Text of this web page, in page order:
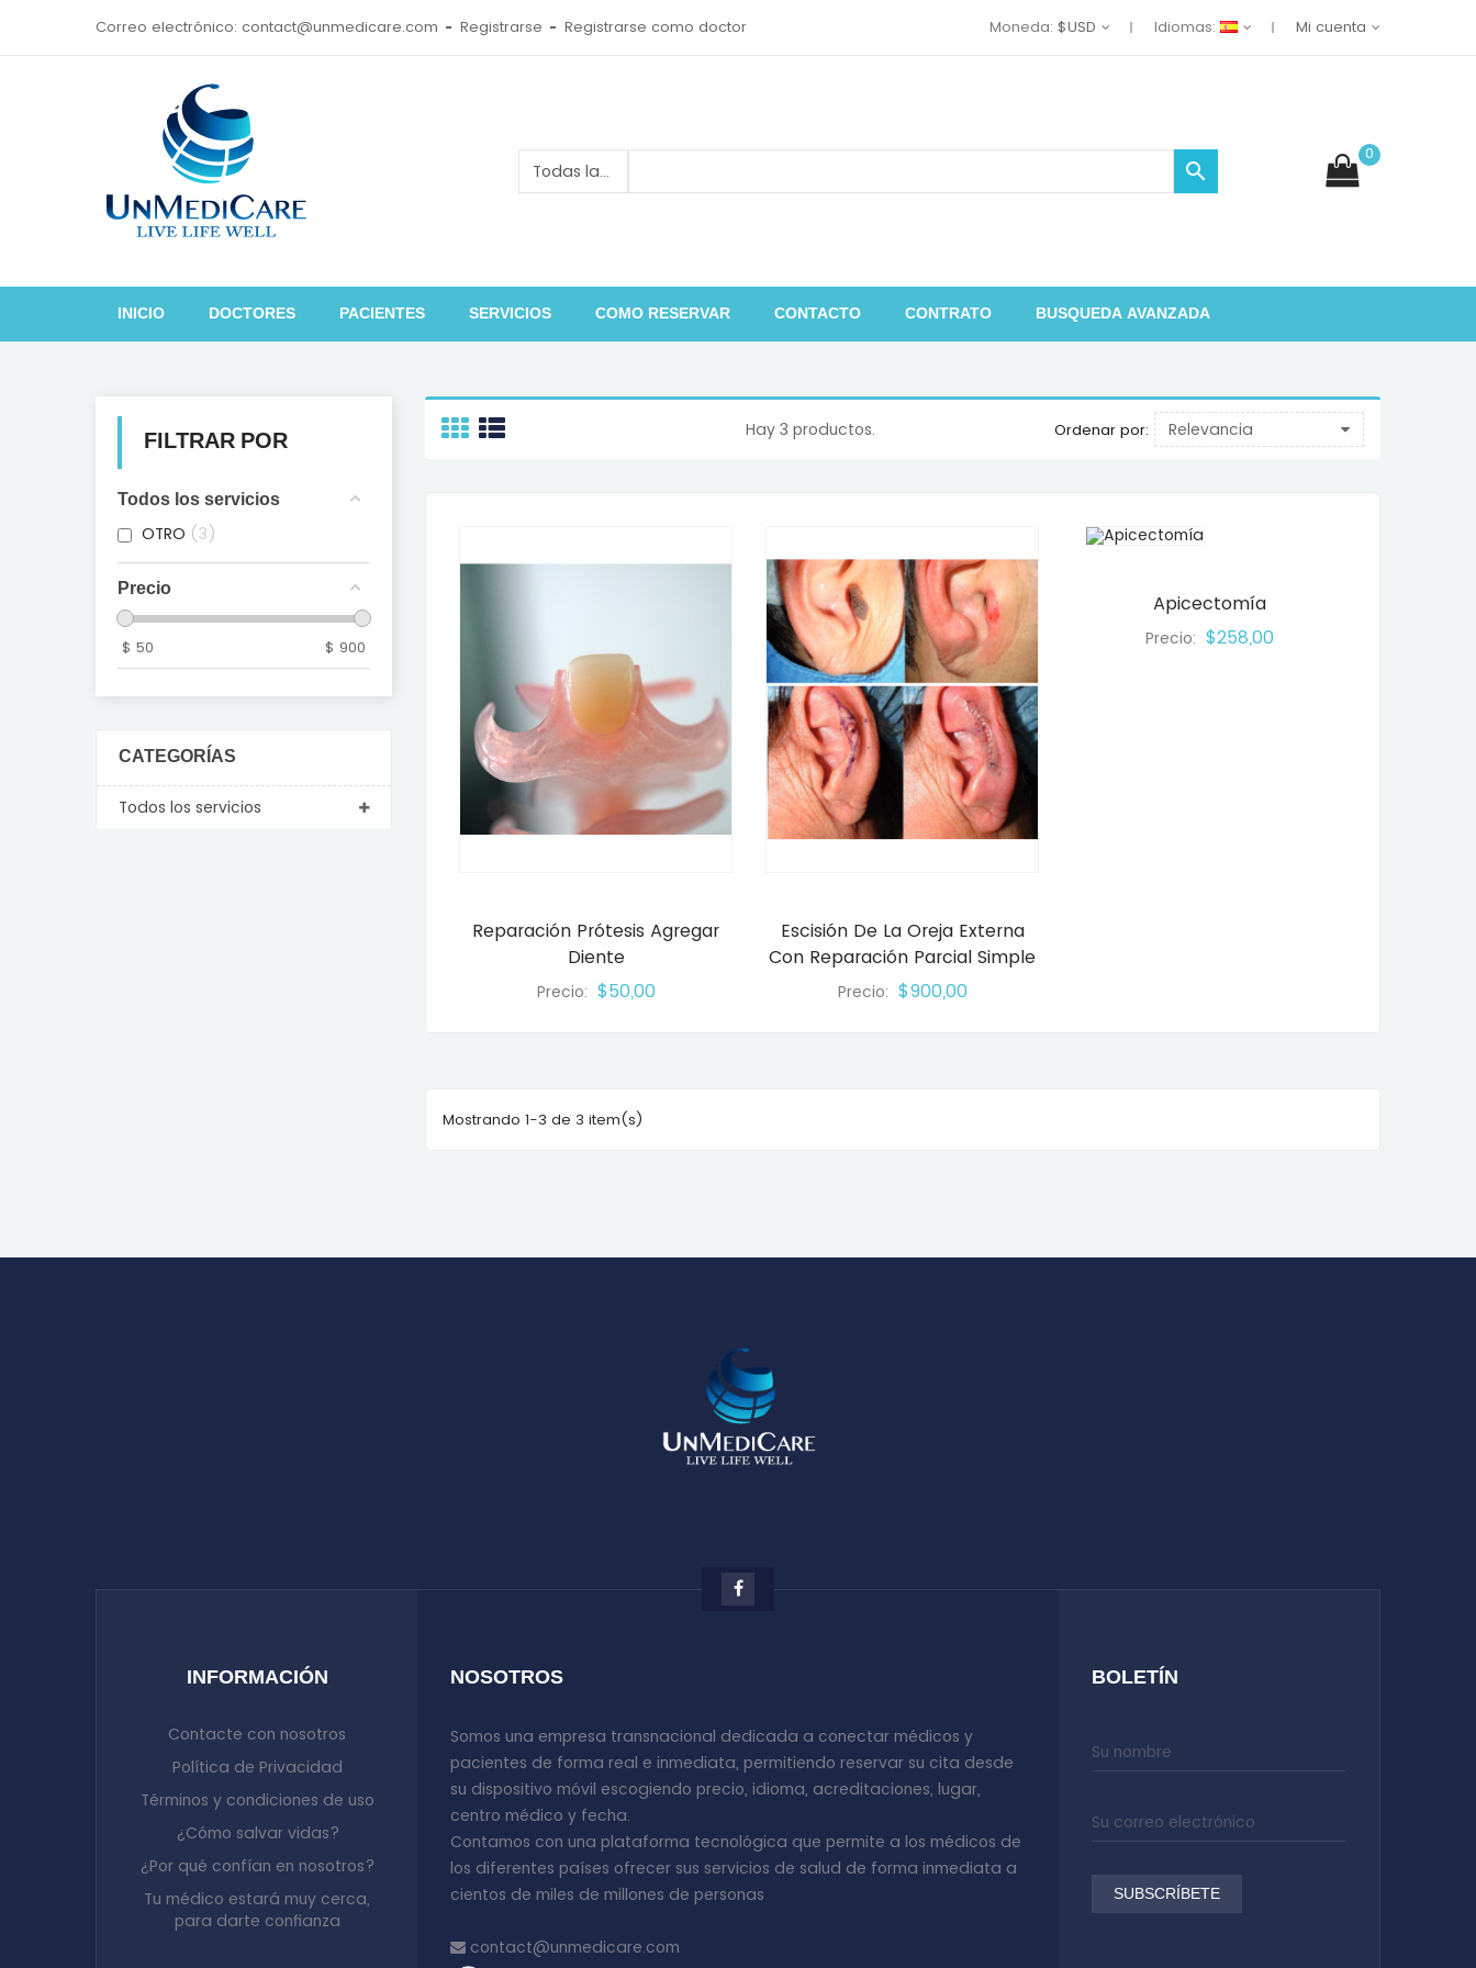
Moneda: $USD Idiomas: Mi cuenta
Correo electrónico: contact@unmedicare.com Registrarse Registrarse como doctor
0

INICIO DOCTORES PACIENTES SERVICIOS COMO RESERVAR CONTACTO CONTRATO BUSQUEDA AVANZADA
FILTRAR POR
Todos los servicios
OTRO 3
Precio
$ 50 $ 900
CATEGORÍAS
Todos los servicios
Hay 3 productos. Ordenar por: Relevancia
Reparación Prótesis Agregar
Diente
Precio: $50,00
Escisión De La Oreja Externa
Con Reparación Parcial Simple
Precio: $900,00
Apicectomía
Precio: $258,00
Mostrando 1-3 de 3 item(s)
INFORMACIÓN
Contacte con nosotros
Política de Privacidad
Términos y condiciones de uso
¿Cómo salvar vidas?
¿Por qué confían en nosotros?
Tu médico estará muy cerca,
para darte confianza
NOSOTROS
Somos una empresa transnacional dedicada a conectar médicos y
pacientes de forma real e inmediata, permitiendo reservar su cita desde
su dispositivo móvil escogiendo precio, idioma, acreditaciones, lugar,
centro médico y fecha.
Contamos con una plataforma tecnológica que permite a los médicos de
los diferentes países ofrecer sus servicios de salud de forma inmediata a
cientos de miles de millones de personas
contact@unmedicare.com
BOLETÍN
SUBSCRÍBETE